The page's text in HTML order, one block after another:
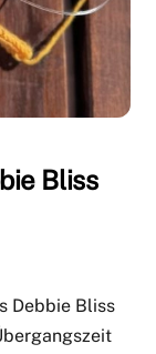
Bliss
Debbie Bliss